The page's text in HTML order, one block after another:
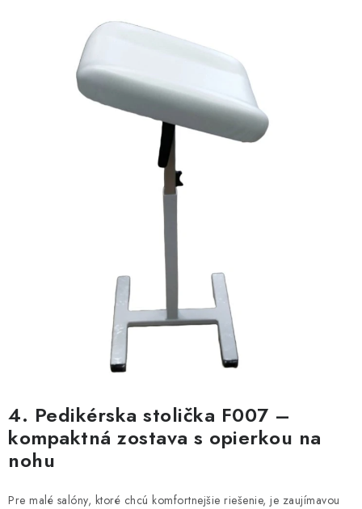
4. Pedikérska stolička F007 –
kompaktná zostava s opierkou na
nohu
Pre malé salóny, ktoré chcú komfortnejšie riešenie, je zaujímavou